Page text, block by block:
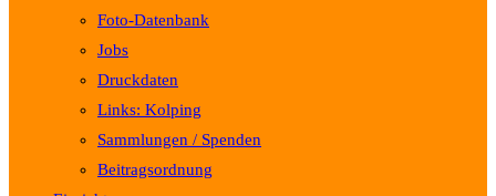
Foto-Datenbank
Jobs
Druckdaten
Links: Kolping
Sammlungen / Spenden
Beitragsordnung